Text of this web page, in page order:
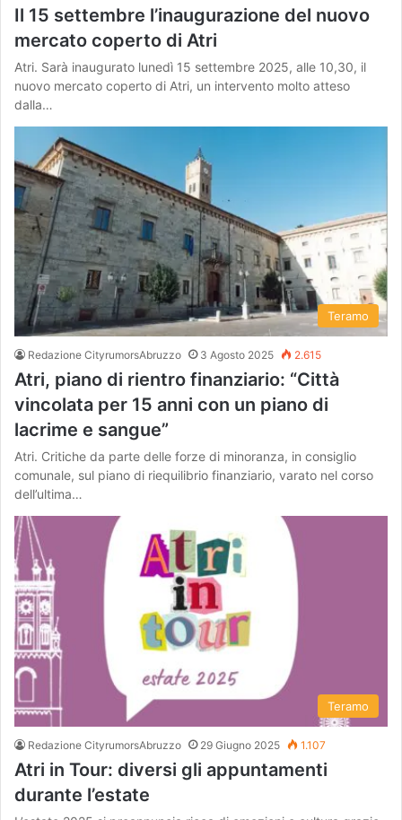
Il 15 settembre l’inaugurazione del nuovo
mercato coperto di Atri
Atri. Sarà inaugurato lunedì 15 settembre 2025, alle 10,30, il
nuovo mercato coperto di Atri, un intervento molto atteso
dalla…
Teramo
Redazione CityrumorsAbruzzo 3 Agosto 2025 2.615
Atri, piano di rientro finanziario: “Città
vincolata per 15 anni con un piano di
lacrime e sangue”
Atri. Critiche da parte delle forze di minoranza, in consiglio
comunale, sul piano di riequilibrio finanziario, varato nel corso
dell’ultima…
Teramo
Redazione CityrumorsAbruzzo 29 Giugno 2025 1.107
Atri in Tour: diversi gli appuntamenti
durante l’estate